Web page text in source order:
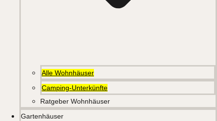
Alle Wohnhäuser
Camping-Unterkünfte
Ratgeber Wohnhäuser
Gartenhäuser